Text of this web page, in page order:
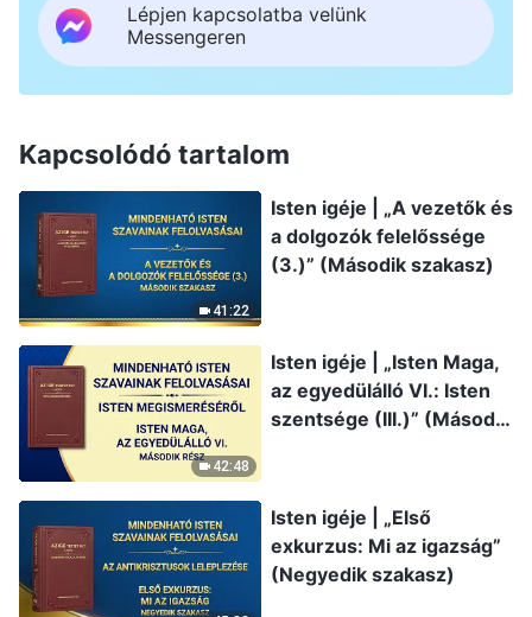
Lépjen kapcsolatba velünk
Messengeren
Kapcsolódó tartalom
41:22
Isten igéje | „A vezetők és
a dolgozók felelőssége
(3.)” (Második szakasz)
42:48
Isten igéje | „Isten Maga,
az egyedülálló VI.: Isten
szentsége (III.)” (Második
Isten igéje | „Első
exkurzus: Mi az igazság”
(Negyedik szakasz)